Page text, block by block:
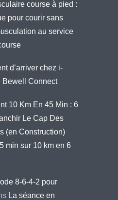
course à pied :
pour courir sans
au service
d’arriver chez i-
Bewell Connect
10 Km En 45 Min : 6
Le Cap Des
(en Construction)
min sur 10 km en 6
8-6-4-2 pour
La séance en